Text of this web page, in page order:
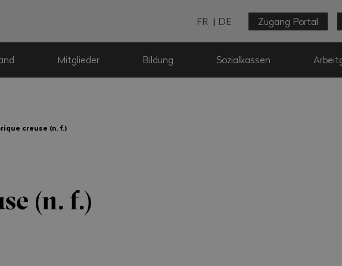
FR DE Zugang Portal
Mitglieder Bildung Sozialkassen
creuse (n. f.)
(n. f.)